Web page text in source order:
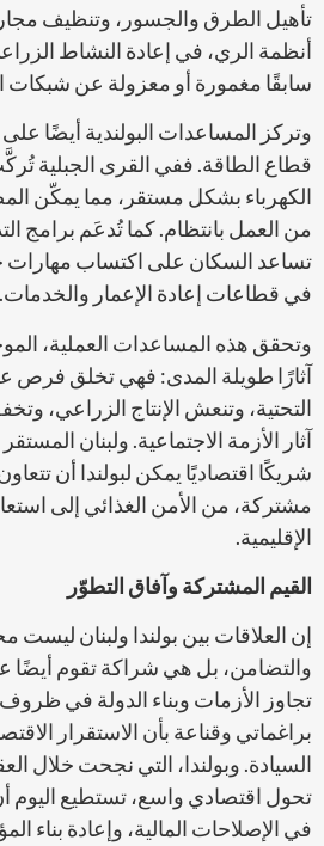
تأهيل الطرق والجسور، وتنظيف
أنظمة الري، في إعادة النشاط
سابقًا مغمورة أو معزولة عن شبكات
وتركز المساعدات البولندية أيضًا
قطاع الطاقة. ففي القرى الجبلية
الكهرباء بشكل مستقر، مما يمكّن
من العمل بانتظام. كما تُدعَم برامج
في قطاعات إعادة الإعمار والخدمات.
وتحقق هذه المساعدات العملية،
آثارًا طويلة المدى: فهي تخلق فرص
التحتية، وتنعش الإنتاج الزراعي،
آثار الأزمة الاجتماعية. ولبنان
شريكًا اقتصاديًا يمكن لبولندا أن
مشتركة، من الأمن الغذائي إلى
الإقليمية.
القيم المشتركة وآفاق التطوّر
إن العلاقات بين بولندا ولبنان
والتضامن، بل هي شراكة تقوم
تجاوز الأزمات وبناء الدولة في
براغماتي وقناعة بأن الاستقرار
السيادة. وبولندا، التي نجحت خلال
تحول اقتصادي واسع، تستطيع اليوم
في الإصلاحات المالية، وإعادة بناء